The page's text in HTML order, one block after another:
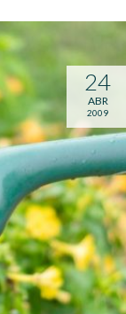
24
ABR
2009